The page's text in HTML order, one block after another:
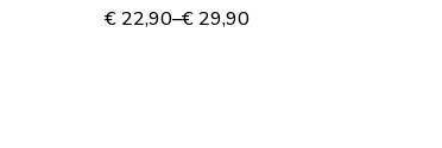
GODERE DI CIÒ CHE VALI”
€ 22,90–€ 29,90